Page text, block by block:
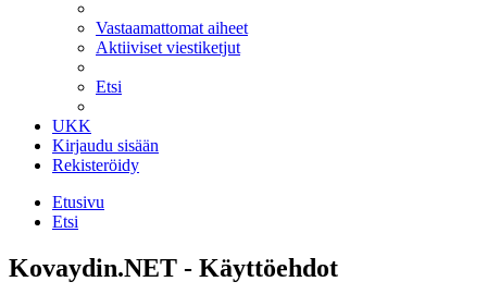
Vastaamattomat aiheet
Aktiiviset viestiketjut
Etsi
UKK
Kirjaudu sisään
Rekisteröidy
Etusivu
Etsi
Kovaydin.NET - Käyttöehdot